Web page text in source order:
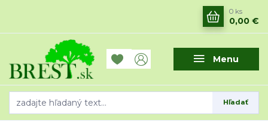
Menu
Hľadať
0 ks
0,00 €